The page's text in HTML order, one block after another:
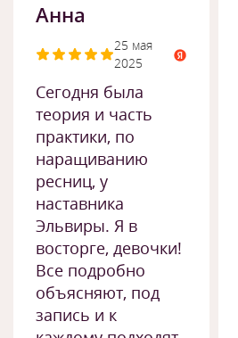
Анна
25 мая
2025
Сегодня была
теория и часть
практики, по
наращиванию
ресниц, у
наставника
Эльвиры. Я в
восторге, девочки!
Все подробно
объясняют, под
запись и к